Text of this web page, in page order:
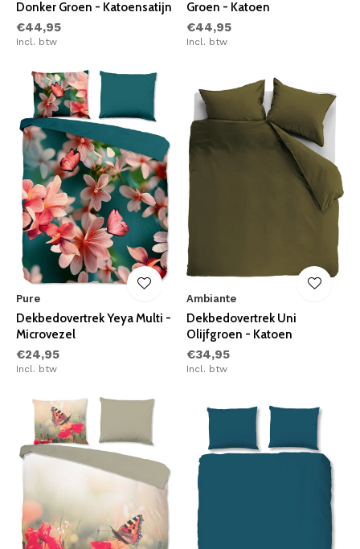
Donker Groen - Katoensatijn
€44,95
Incl. btw
Groen - Katoen
€44,95
Incl. btw
Pure
Dekbedovertrek Yeya Multi -
Microvezel
€24,95
Incl. btw
Ambiante
Dekbedovertrek Uni
Olijfgroen - Katoen
€34,95
Incl. btw